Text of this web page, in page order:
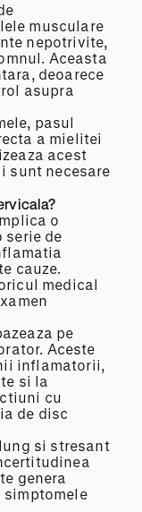
musculare
nepotrivite,
Aceasta
deoarece
asupra
pasul
a mielitei
acest
sunt necesare
o
serie de
cauze.
medical
pe
Aceste
inflamatorii,
si la
cu
de disc
si stresant
genera
simptomele